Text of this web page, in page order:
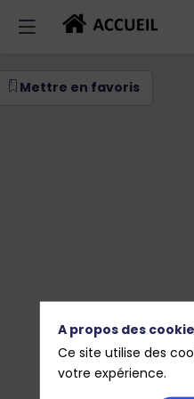
Mettre en favoris
A propos des
Ce site utilise des
votre expérience.